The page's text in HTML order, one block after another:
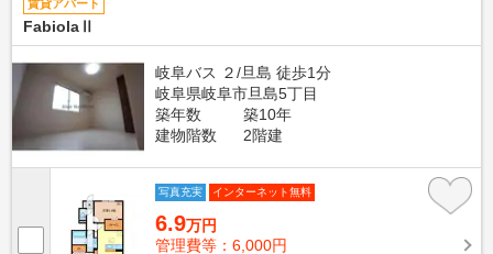
賃貸アパート
FabiolaⅡ
岐阜バス ２/旦島 徒歩1分
岐阜県岐阜市旦島5丁目
築年数
築10年
建物階数
2階建
写真充実 インターネット無料
6.9万円
管理費等：6,000円